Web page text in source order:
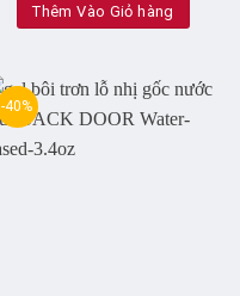
Thêm Vào Giỏ hàng
-40%